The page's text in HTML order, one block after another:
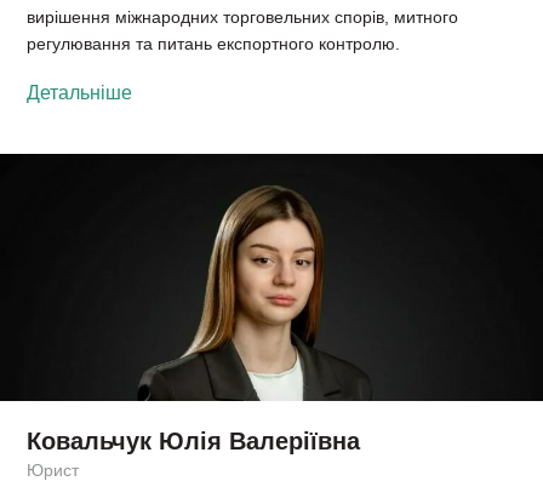
вирішення міжнародних торговельних спорів, митного
регулювання та питань експортного контролю.
Детальніше
Ковальчук Юлія Валеріївна
Юрист